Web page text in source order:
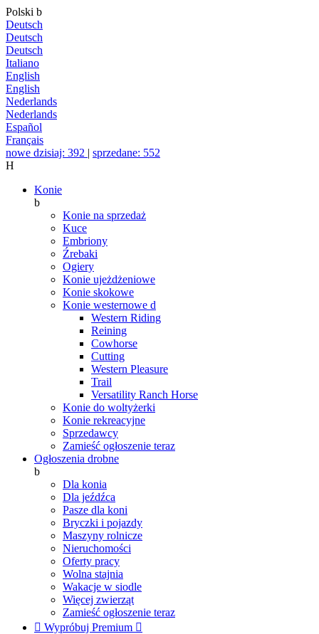
Polski b
Deutsch
Deutsch
Deutsch
Italiano
English
English
Nederlands
Nederlands
Español
Français
nowe dzisiaj: 392 | sprzedane: 552
H
Konie
b
Konie na sprzedaż
Kuce
Embriony
Źrebaki
Ogiery
Konie ujeżdżeniowe
Konie skokowe
Konie westernowe d
Western Riding
Reining
Cowhorse
Cutting
Western Pleasure
Trail
Versatility Ranch Horse
Konie do woltyżerki
Konie rekreacyjne
Sprzedawcy
Zamieść ogłoszenie teraz
Ogłoszenia drobne
b
Dla konia
Dla jeźdźca
Pasze dla koni
Bryczki i pojazdy
Maszyny rolnicze
Nieruchomości
Oferty pracy
Wolna stajnia
Wakacje w siodle
Więcej zwierząt
Zamieść ogłoszenie teraz
 Wypróbuj Premium 